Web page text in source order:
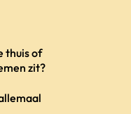
thuis of
zit?